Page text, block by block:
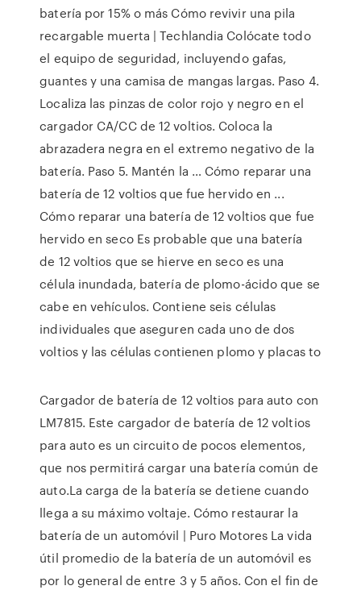
batería por 15% o más Cómo revivir una pila
recargable muerta | Techlandia Colócate todo
el equipo de seguridad, incluyendo gafas,
guantes y una camisa de mangas largas. Paso 4.
Localiza las pinzas de color rojo y negro en el
cargador CA/CC de 12 voltios. Coloca la
abrazadera negra en el extremo negativo de la
batería. Paso 5. Mantén la … Cómo reparar una
batería de 12 voltios que fue hervido en ...
Cómo reparar una batería de 12 voltios que fue
hervido en seco Es probable que una batería
de 12 voltios que se hierve en seco es una
célula inundada, batería de plomo-ácido que se
cabe en vehículos. Contiene seis células
individuales que aseguren cada uno de dos
voltios y las células contienen plomo y placas to
Cargador de batería de 12 voltios para auto con
LM7815. Este cargador de batería de 12 voltios
para auto es un circuito de pocos elementos,
que nos permitirá cargar una batería común de
auto.La carga de la batería se detiene cuando
llega a su máximo voltaje. Cómo restaurar la
batería de un automóvil | Puro Motores La vida
útil promedio de la batería de un automóvil es
por lo general de entre 3 y 5 años. Con el fin de